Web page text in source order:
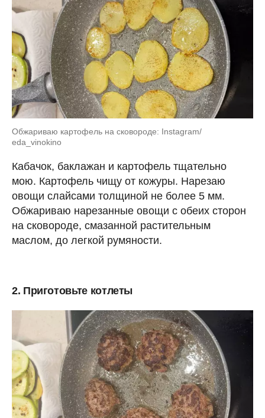
Обжариваю картофель на сковороде: Instagram/
eda_vinokino
Кабачок, баклажан и картофель тщательно
мою. Картофель чищу от кожуры. Нарезаю
овощи слайсами толщиной не более 5 мм.
Обжариваю нарезанные овощи с обеих сторон
на сковороде, смазанной растительным
маслом, до легкой румяности.
2. Приготовьте котлеты